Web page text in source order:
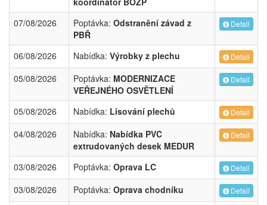
07/08/2026 Poptávka: Odstranění závad z
PBŘ
Detail
06/08/2026 Nabídka: Výrobky z plechu Detail
05/08/2026 Poptávka: MODERNIZACE
VEŘEJNÉHO OSVĚTLENÍ
Detail
05/08/2026 Nabídka: Lisování plechů Detail
04/08/2026 Nabídka: Nabídka PVC
extrudovaných desek MEDUR
Detail
03/08/2026 Poptávka: Oprava LC Detail
03/08/2026 Poptávka: Oprava chodníku Detail